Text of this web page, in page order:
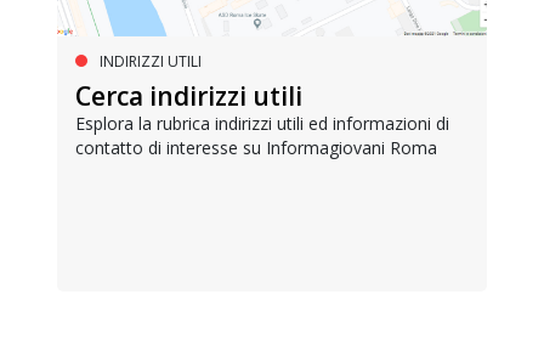
INDIRIZZI UTILI
Cerca indirizzi utili
Esplora la rubrica indirizzi utili ed informazioni di
contatto di interesse su Informagiovani Roma